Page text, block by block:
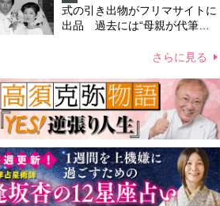
式の引き出物がフリマサイトに
出品 過去には“母親が代筆し
ほどで売買 昭和スターグッズ
さらに見る